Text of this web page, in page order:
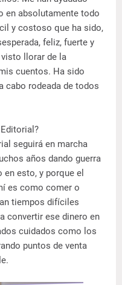
en absolutamente todo
y costoso que ha sido,
feliz, fuerte y
llorar de la
cuentos. Ha sido
cabo rodeada de todos
seguirá en marcha
años dando guerra
esto, y porque el
es como comer o
tiempos difíciles
convertir ese dinero en
cuidados como los
puntos de venta